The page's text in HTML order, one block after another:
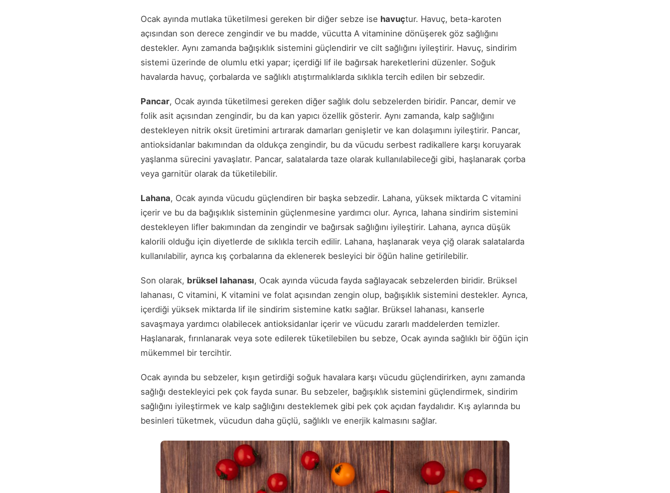
Ocak ayında mutlaka tüketilmesi gereken bir diğer sebze ise havuçtur. Havuç, beta-karoten
açısından son derece zengindir ve bu madde, vücutta A vitaminine dönüşerek göz sağlığını
destekler. Aynı zamanda bağışıklık sistemini güçlendirir ve cilt sağlığını iyileştirir. Havuç, sindirim
sistemi üzerinde de olumlu etki yapar; içerdiği lif ile bağırsak hareketlerini düzenler. Soğuk
havalarda havuç, çorbalarda ve sağlıklı atıştırmalıklarda sıklıkla tercih edilen bir sebzedir.
Pancar, Ocak ayında tüketilmesi gereken diğer sağlık dolu sebzelerden biridir. Pancar, demir ve
folik asit açısından zengindir, bu da kan yapıcı özellik gösterir. Aynı zamanda, kalp sağlığını
destekleyen nitrik oksit üretimini artırarak damarları genişletir ve kan dolaşımını iyileştirir. Pancar,
antioksidanlar bakımından da oldukça zengindir, bu da vücudu serbest radikallere karşı koruyarak
yaşlanma sürecini yavaşlatır. Pancar, salatalarda taze olarak kullanılabileceği gibi, haşlanarak çorba
veya garnitür olarak da tüketilebilir.
Lahana, Ocak ayında vücudu güçlendiren bir başka sebzedir. Lahana, yüksek miktarda C vitamini
içerir ve bu da bağışıklık sisteminin güçlenmesine yardımcı olur. Ayrıca, lahana sindirim sistemini
destekleyen lifler bakımından da zengindir ve bağırsak sağlığını iyileştirir. Lahana, ayrıca düşük
kalorili olduğu için diyetlerde de sıklıkla tercih edilir. Lahana, haşlanarak veya çiğ olarak salatalarda
kullanılabilir, ayrıca kış çorbalarına da eklenerek besleyici bir öğün haline getirilebilir.
Son olarak, brüksel lahanası, Ocak ayında vücuda fayda sağlayacak sebzelerden biridir. Brüksel
lahanası, C vitamini, K vitamini ve folat açısından zengin olup, bağışıklık sistemini destekler. Ayrıca,
içerdiği yüksek miktarda lif ile sindirim sistemine katkı sağlar. Brüksel lahanası, kanserle
savaşmaya yardımcı olabilecek antioksidanlar içerir ve vücudu zararlı maddelerden temizler.
Haşlanarak, fırınlanarak veya sote edilerek tüketilebilen bu sebze, Ocak ayında sağlıklı bir öğün için
mükemmel bir tercihtir.
Ocak ayında bu sebzeler, kışın getirdiği soğuk havalara karşı vücudu güçlendirirken, aynı zamanda
sağlığı destekleyici pek çok fayda sunar. Bu sebzeler, bağışıklık sistemini güçlendirmek, sindirim
sağlığını iyileştirmek ve kalp sağlığını desteklemek gibi pek çok açıdan faydalıdır. Kış aylarında bu
besinleri tüketmek, vücudun daha güçlü, sağlıklı ve enerjik kalmasını sağlar.